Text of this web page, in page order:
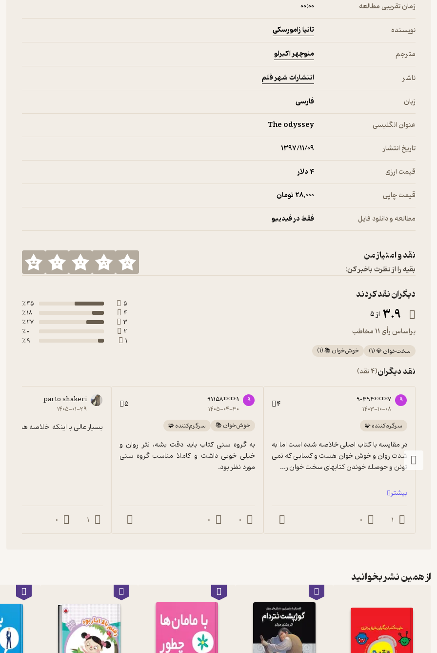
زمان تقریبی مطالعه ۰۰:۰۰
نویسنده تانیا زامورسکی
مترجم منوچهر اکبرلو
ناشر انتشارات شهر قلم
زبان فارسی
عنوان انگلیسی The odyssey
تاریخ انتشار ۱۳۹۷/۱۱/۰۹
قیمت ارزی 4 دلار
قیمت چاپی 28,000 تومان
مطالعه و دانلود فایل فقط در فیدیبو
نقد و امتیاز من
بقیه را از نظرت باخبر کن:
دیگران نقد کردند
3.9 از 5
براساس رأی 11 مخاطب
سخت‌خوان 💎(
1
) خوش‌خوان 📚(
1
)
5
45 ٪
4
18 ٪
3
27 ٪
2
0 ٪
1
9 ٪
نقد دیگران(4 نقد)
9
90394****7
۱۴۰۳-۱۰-۰۸ 4
سرگرم‌کننده 🧩
تونن و حوصله خوندن کتابهای سخت خوان ر...
بیشتر
1
0
9
91158****1
۱۴۰۵-۰۴-۳۰ 5
خوش‌خوان 📚 سرگرم‌کننده 🧩
مورد نظر بود.
0
0
parto shakeri
۱۴۰۵-۰۱-۲۹
بسیار عالی با اینکه  خلاصه هست ..
1
0
از همین نشر بخوانید